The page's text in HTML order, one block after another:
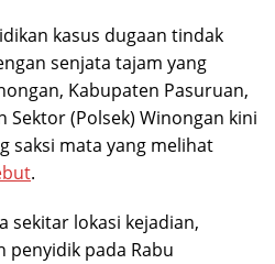
kasus dugaan tindak
senjata tajam yang
Kabupaten Pasuruan,
(Polsek) Winongan kini
saksi mata yang melihat
.
sekitar lokasi kejadian,
penyidik pada Rabu